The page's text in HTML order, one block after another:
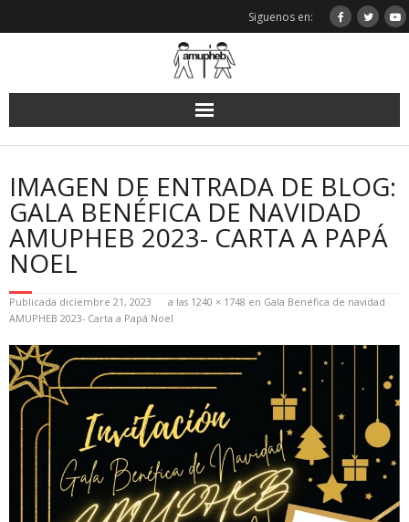
Siguenos en:
IMAGEN DE ENTRADA DE BLOG:
GALA BENÉFICA DE NAVIDAD
AMUPHEB 2023- CARTA A PAPÁ
NOEL
Publicada diciembre 21, 2023 a las 1240 × 1748 en Gala Benéfica de navidad
AMUPHEB 2023- Carta a Papá Noel